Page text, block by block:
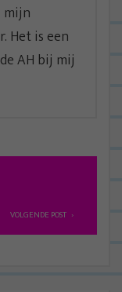
mijn
Het is een
AH bij mij
VOLGENDE POST